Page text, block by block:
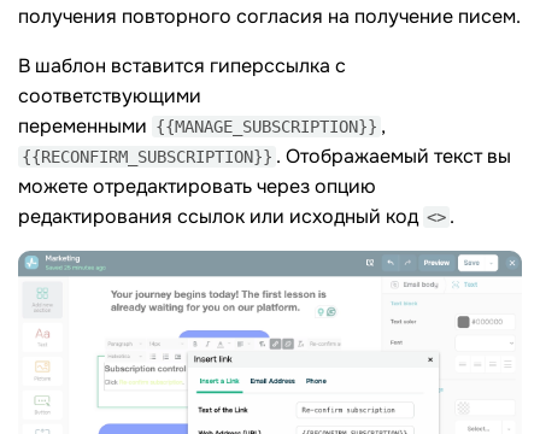
получения повторного согласия на получение писем.
В шаблон вставится гиперссылка с
соответствующими
переменными {{MANAGE_SUBSCRIPTION}} ,
{{RECONFIRM_SUBSCRIPTION}} . Отображаемый текст вы
можете отредактировать через опцию
редактирования ссылок или исходный код <> .